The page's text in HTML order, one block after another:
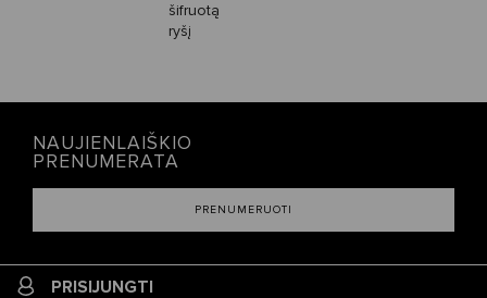
šifruotą
ryšį
NAUJIENLAIŠKIO
PRENUMERATA
PRENUMERUOTI
PRISIJUNGTI